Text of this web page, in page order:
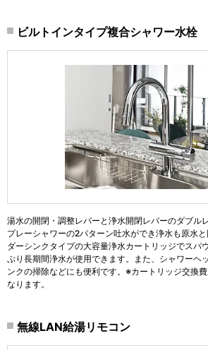
ビルトインタイプ複合シャワー水栓
湯水の開閉・調整レバーと浄水開閉レバーのダブル
プレーシャワーの2パターン吐水ができ浄水も原水
ダーシンクタイプの大容量浄水カートリッジでスパ
ぷり長期間浄水が使用できます。また、シャワーヘ
ンクの掃除などにも便利です。※カートリッジ交換
なります。
無線LAN給湯リモコン